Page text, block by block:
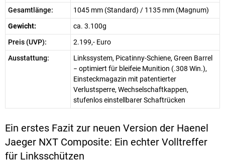
Gesamtlänge:
1045 mm (Standard) / 1135 mm (Magnum)
Gewicht:
ca. 3.100g
Preis (UVP):
2.199,- Euro
Ausstattung:
Linkssystem, Picatinny-Schiene, Green Barrel
− optimiert für bleifeie Munition (.308 Win.),
Einsteckmagazin mit patentierter
Verlustsperre, Wechselschaftkappen,
stufenlos einstellbarer Schaftrücken
Ein erstes Fazit zur neuen Version der Haenel
Jaeger NXT Composite: Ein echter Volltreffer
für Linksschützen